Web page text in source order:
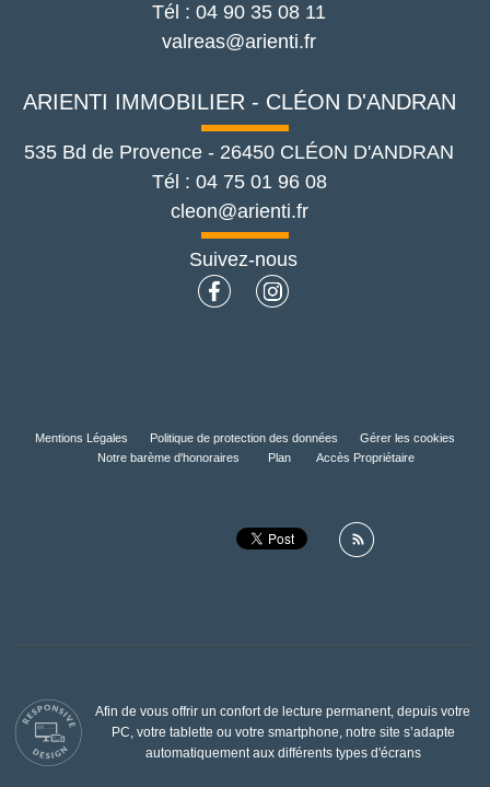
Tél :04 90 35 08 11
valreas@arienti.fr
ARIENTI IMMOBILIER - CLÉON D'ANDRAN
535 Bd de Provence - 26450 CLÉON D'ANDRAN
Tél : 04 75 01 96 08
cleon@arienti.fr
Suivez-nous
Mentions Légales Politique de protection des données
Gérer les cookies
Notre barème d'honoraires
Plan Accès Propriétaire
Afin de vous offrir un confort de lecture permanent, depuis votre
PC, votre tablette ou votre smartphone, notre site s’adapte
automatiquement aux différents types d'écrans